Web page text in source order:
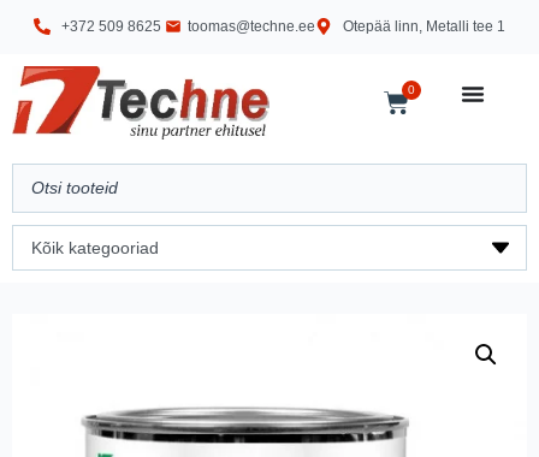
+372 509 8625 toomas@techne.ee Otepää linn, Metalli tee 1
0